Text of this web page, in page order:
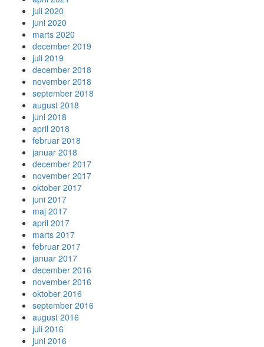
juli 2020
juni 2020
marts 2020
december 2019
juli 2019
december 2018
november 2018
september 2018
august 2018
juni 2018
april 2018
februar 2018
januar 2018
december 2017
november 2017
oktober 2017
juni 2017
maj 2017
april 2017
marts 2017
februar 2017
januar 2017
december 2016
november 2016
oktober 2016
september 2016
august 2016
juli 2016
juni 2016